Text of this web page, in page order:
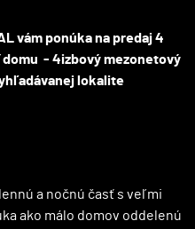
vám ponúka na predaj 4
domu - 4izbový mezonetový
lokalite
a nočnú časť s veľmi
ako málo domov oddelenú